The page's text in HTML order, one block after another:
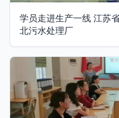
学员走进生产一线 江苏
北污水处理厂